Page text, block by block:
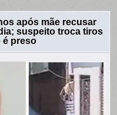
após mãe recusar
suspeito troca tiros
é preso